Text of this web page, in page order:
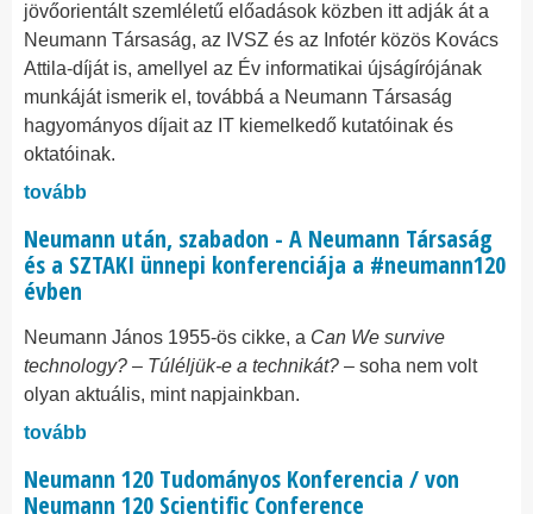
jövőorientált szemléletű előadások közben itt adják át a
Neumann Társaság, az IVSZ és az Infotér közös Kovács
Attila-díját is, amellyel az Év informatikai újságírójának
munkáját ismerik el, továbbá a Neumann Társaság
hagyományos díjait az IT kiemelkedő kutatóinak és
oktatóinak.
tovább
Neumann után, szabadon - A Neumann Társaság
és a SZTAKI ünnepi konferenciája a #neumann120
évben
Neumann János 1955-ös cikke, a Can We survive
technology? – Túléljük-e a technikát? – soha nem volt
olyan aktuális, mint napjainkban.
tovább
Neumann 120 Tudományos Konferencia / von
Neumann 120 Scientific Conference